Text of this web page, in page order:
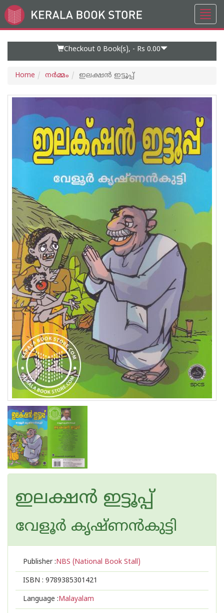
Go
to
Checkout 0 Book(s), - Rs 0.00
Home നര്‍മ്മം ഇലക്ഷന്‍ ഇട്ടൂപ്പ്
ഇലക്ഷന്‍ ഇട്ടൂപ്പ്
വേളൂര്‍ കൃഷ്ണന്‍‌കുട്ടി
Publisher :NBS (National Book Stall)
ISBN : 9789385301421
Language :Malayalam